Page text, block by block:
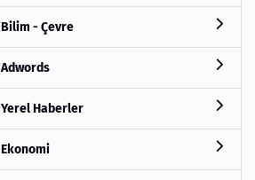
Bilim - Çevre
Adwords
Yerel Haberler
Ekonomi